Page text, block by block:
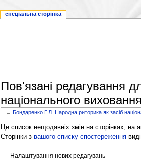
Пов'язані редагування
національного
←Бондаренко Г.Л. Народна риторика як засіб
Це список нещодавніх змін на сторінках, на
Сторінки з вашого списку спостереження
Налаштування нових редагувань
спеціальна сторінка